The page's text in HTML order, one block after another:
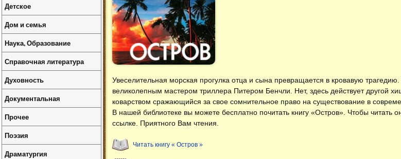
Увеселительная морская прогулка отца и сына превращается в кровавую
великолепным мастером триллера Питером Бенчли. Нет, здесь действует другой
коварством сражающийся за свое сомнительное право на существование в
В нашей библиотеке вы можете бесплатно почитать книгу «Остров» . Чтобы читать
ссылке. Приятного Вам чтения.
Читать книгу « Остров »
Детское
Дом и семья
Наука, Образование
Справочная литература
Духовность
Документальная
Прочее
Поэзия
Драматургия